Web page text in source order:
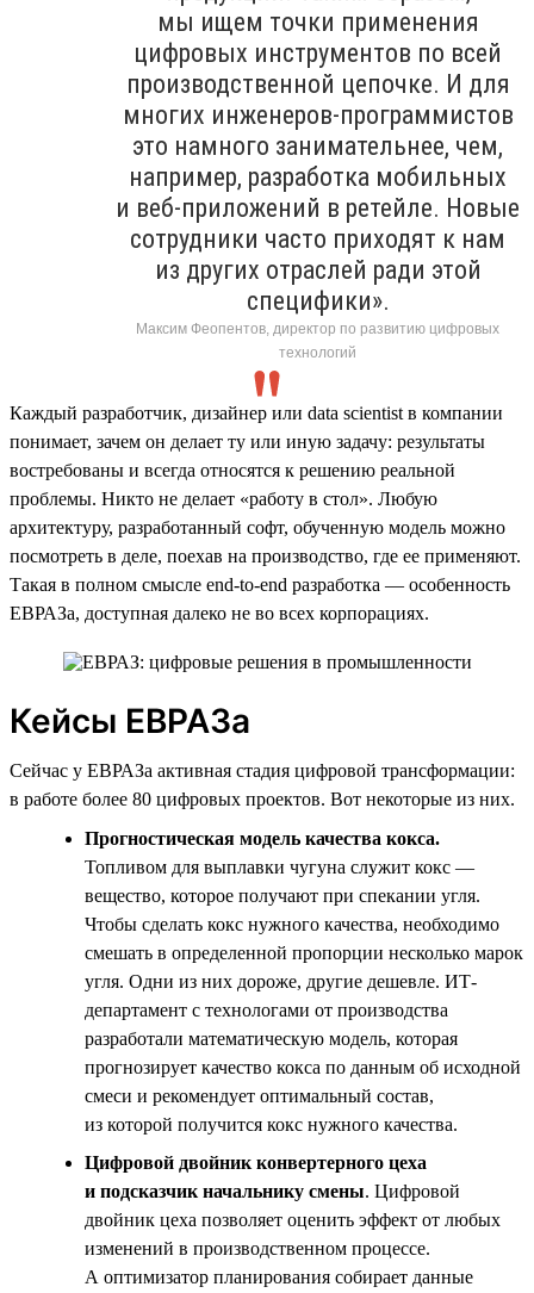
мы ищем точки применения
цифровых инструментов по всей
производственной цепочке. И для
многих инженеров-программистов
это намного занимательнее, чем,
например, разработка мобильных
и веб-приложений в ретейле. Новые
сотрудники часто приходят к нам
из других отраслей ради этой
специфики».
Максим Феопентов, директор по развитию цифровых
технологий
Каждый разработчик, дизайнер или data scientist в компании
понимает, зачем он делает ту или иную задачу: результаты
востребованы и всегда относятся к решению реальной
проблемы. Никто не делает «работу в стол». Любую
архитектуру, разработанный софт, обученную модель можно
посмотреть в деле, поехав на производство, где ее применяют.
Такая в полном смысле end-to-end разработка — особенность
ЕВРАЗа, доступная далеко не во всех корпорациях.
Кейсы ЕВРАЗа
Сейчас у ЕВРАЗа активная стадия цифровой трансформации:
в работе более 80 цифровых проектов. Вот некоторые из них.
Прогностическая модель качества кокса.
Топливом для выплавки чугуна служит кокс —
вещество, которое получают при спекании угля.
Чтобы сделать кокс нужного качества, необходимо
смешать в определенной пропорции несколько марок
угля. Одни из них дороже, другие дешевле. ИТ-
департамент с технологами от производства
разработали математическую модель, которая
прогнозирует качество кокса по данным об исходной
смеси и рекомендует оптимальный состав,
из которой получится кокс нужного качества.
Цифровой двойник конвертерного цеха
и подсказчик начальнику смены. Цифровой
двойник цеха позволяет оценить эффект от любых
изменений в производственном процессе.
А оптимизатор планирования собирает данные